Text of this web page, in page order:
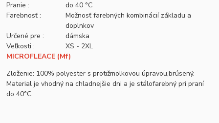
Pranie :
do 40 °C
Farebnosť :
Možnosť farebných kombinácií základu a
doplnkov
Určené pre :
dámska
Veľkosti :
XS - 2XL
MICROFLEACE (Mf)
Zloženie: 100% polyester s protižmolkovou úpravou,brúsený.
Material je vhodný na chladnejšie dni a je stálofarebný pri praní
do 40°C